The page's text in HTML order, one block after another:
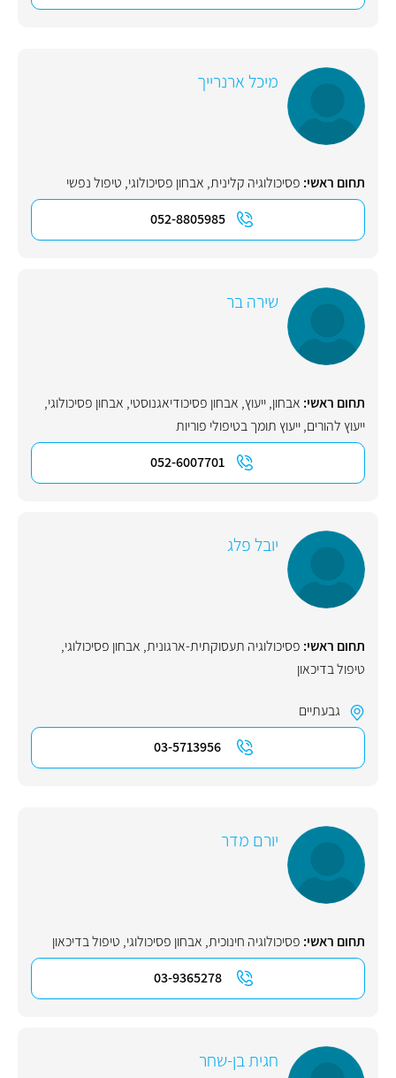
מיכל ארנרייך
תחום ראשי: פסיכולוגיה קלינית, אבחון פסיכולוגי, טיפול נפשי
052-8805985
שירה בר
תחום ראשי: אבחון,ייעוץ, אבחון פסיכודיאגנוסטי, אבחון פסיכולוגי,
ייעוץ להורים,ייעוץ תומך בטיפולי פוריות
052-6007701
יובל פלג
תחום ראשי: פסיכולוגיה תעסוקתית-ארגונית, אבחון פסיכולוגי,
טיפול בדיכאון
גבעתיים
03-5713956
יורם מדר
תחום ראשי: פסיכולוגיה חינוכית, אבחון פסיכולוגי, טיפול בדיכאון
03-9365278
חגית בן-שחר